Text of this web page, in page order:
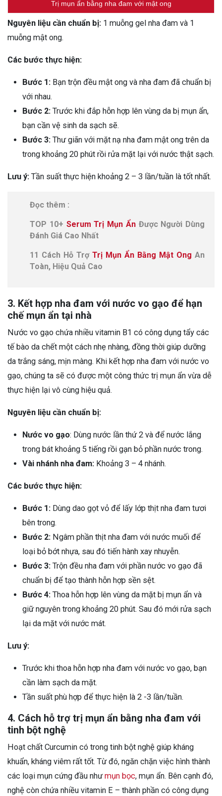
Trị mụn ẩn bằng nha đam với mật ong
Nguyên liệu cần chuẩn bị: 1 muỗng gel nha đam và 1
muỗng mật ong.
Các bước thực hiện:
Bước 1: Bạn trộn đều mật ong và nha đam đã chuẩn bị
với nhau.
Bước 2: Trước khi đắp hỗn hợp lên vùng da bị mụn ẩn,
bạn cần vệ sinh da sạch sẽ.
Bước 3: Thư giãn với mặt nạ nha đam mật ong trên da
trong khoảng 20 phút rồi rửa mặt lại với nước thật sạch.
Lưu ý: Tần suất thực hiện khoảng 2 – 3 lần/tuần là tốt nhất.
Đọc thêm :
TOP 10+ Serum Trị Mụn ẨnĐược Người Dùng
Đánh Giá Cao Nhất
11 Cách Hỗ Trợ Trị Mụn Ẩn Bằng Mật Ong An
Toàn, Hiệu Quả Cao
3. Kết hợp nha đam với nước vo gạo để hạn
chế mụn ẩn tại nhà
Nước vo gạo chứa nhiều vitamin B1 có công dụng tẩy các
tế bào da chết một cách nhẹ nhàng, đồng thời giúp dưỡng
da trắng sáng, mịn màng. Khi kết hợp nha đam với nước vo
gạo, chúng ta sẽ có được một công thức trị mụn ẩn vừa dễ
thực hiện lại vô cùng hiệu quả.
Nguyên liệu cần chuẩn bị:
Nước vo gạo: Dùng nước lần thứ 2 và để nước lắng
trong bát khoảng 5 tiếng rồi gạn bỏ phần nước trong.
Vài nhánh nha đam: Khoảng 3 – 4 nhánh.
Các bước thực hiện:
Bước 1: Dùng dao gọt vỏ để lấy lớp thịt nha đam tươi
bên trong.
Bước 2: Ngâm phần thịt nha đam với nước muối để
loại bỏ bớt nhựa, sau đó tiến hành xay nhuyễn.
Bước 3: Trộn đều nha đam với phần nước vo gạo đã
chuẩn bị để tạo thành hỗn hợp sền sệt.
Bước 4: Thoa hỗn hợp lên vùng da mặt bị mụn ẩn và
giữ nguyên trong khoảng 20 phút. Sau đó mới rửa sạch
lại da mặt với nước mát.
Lưu ý:
Trước khi thoa hỗn hợp nha đam với nước vo gạo, bạn
cần làm sạch da mặt.
Tần suất phù hợp để thực hiện là 2 -3 lần/tuần.
4. Cách hỗ trợ trị mụn ẩn bằng nha đam với
tinh bột nghệ
Hoạt chất Curcumin có trong tinh bột nghệ giúp kháng
khuẩn, kháng viêm rất tốt. Từ đó, ngăn chặn việc hình thành
các loại mụn cứng đầu nhưmụn bọc, mụn ẩn. Bên cạnh đó,
nghệ còn chứa nhiều vitamin E – thành phần có công dụng